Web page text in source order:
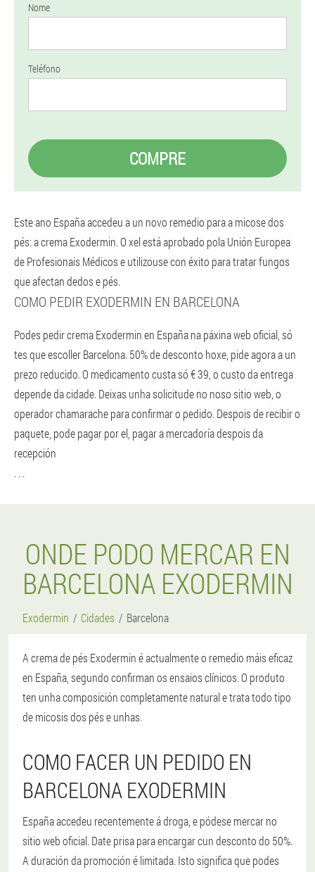
Nome
Teléfono
COMPRE
Este ano España accedeu a un novo remedio para a micose dos
pés: a crema Exodermin. O xel está aprobado pola Unión Europea
de Profesionais Médicos e utilizouse con éxito para tratar fungos
que afectan dedos e pés.
COMO PEDIR EXODERMIN EN BARCELONA
Podes pedir crema Exodermin en España na páxina web oficial, só
tes que escoller Barcelona. 50% de desconto hoxe, pide agora a un
prezo reducido. O medicamento custa só € 39, o custo da entrega
depende da cidade. Deixas unha solicitude no noso sitio web, o
operador chamarache para confirmar o pedido. Despois de recibir o
paquete, pode pagar por el, pagar a mercadoría despois da
recepción
. . .
ONDE PODO MERCAR EN
BARCELONA EXODERMIN
Exodermin Cidades Barcelona
A crema de pés Exodermin é actualmente o remedio máis eficaz
en España, segundo confirman os ensaios clínicos. O produto
ten unha composición completamente natural e trata todo tipo
de micosis dos pés e unhas.
COMO FACER UN PEDIDO EN
BARCELONA EXODERMIN
España accedeu recentemente á droga, e pódese mercar no
sitio web oficial. Date prisa para encargar cun desconto do 50%.
A duración da promoción é limitada. Isto significa que podes